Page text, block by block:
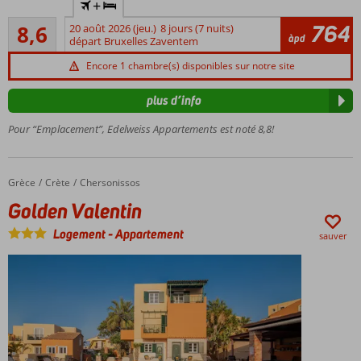
Appartements
soignés
Personnel
sympathique
proximité
de la
plage
Magnifique
piscine
avec
terrasse
Appartements
spacieux
famille
grecque
sympathique
8,6Recommandé
86
commentaires
+
20 août 2026 (jeu.) 8 jours (7 nuits)
départ Bruxelles Zaventem
àpd 764
Encore 1 chambre(s) disponibles sur notre site
Pour “Emplacement”, Edelweiss Appartements est noté 8,8!
plus d’info
Accueil
Grèce Crète Chersonissos
Golden Valentin
Golden Valentin
Logement-Appartement sauver